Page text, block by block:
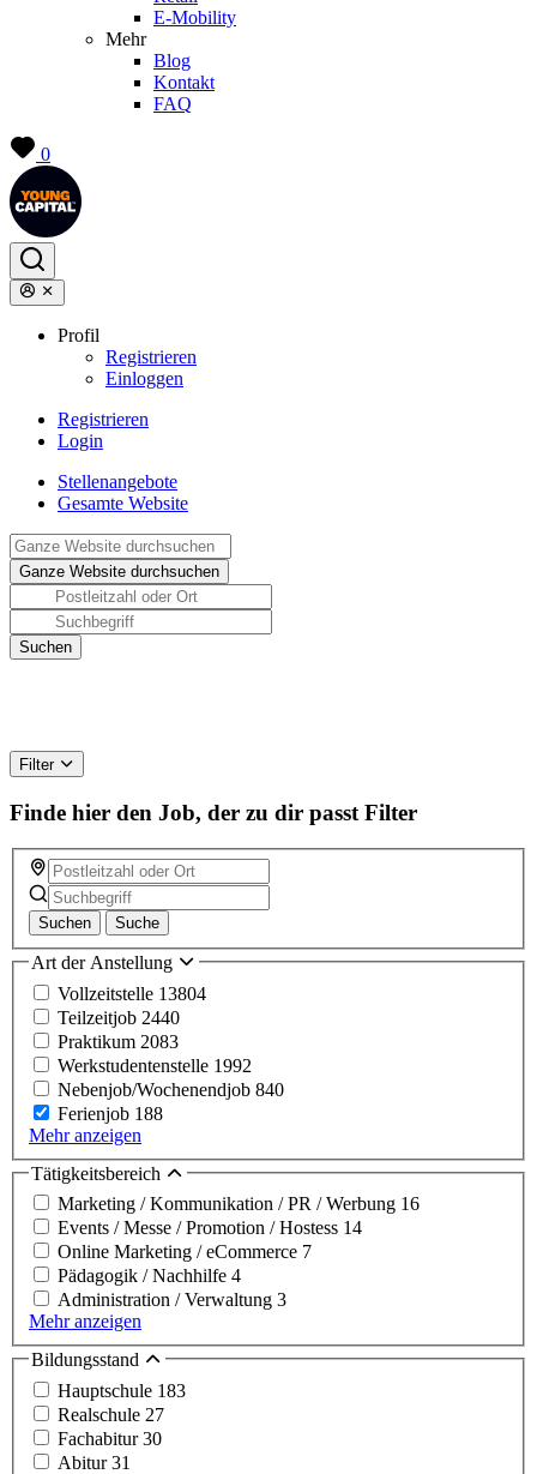
E-Mobility
Mehr
Blog
Kontakt
FAQ
0
Profil
Registrieren
Einloggen
Registrieren
Login
Stellenangebote
Gesamte Website
Filter
Finde hier den Job, der zu dir passt Filter
Suchen Suche
Art der Anstellung
Vollzeitstelle 13804
Teilzeitjob 2440
Praktikum 2083
Werkstudentenstelle 1992
Nebenjob/Wochenendjob 840
Ferienjob 188
Mehr anzeigen
Tätigkeitsbereich
Marketing / Kommunikation / PR / Werbung 16
Events / Messe / Promotion / Hostess 14
Online Marketing / eCommerce 7
Pädagogik / Nachhilfe 4
Administration / Verwaltung 3
Mehr anzeigen
Bildungsstand
Hauptschule 183
Realschule 27
Fachabitur30
Abitur31